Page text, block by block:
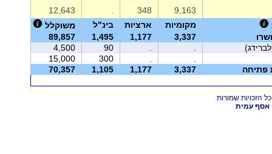
9,163
348
12,643
מקומיות ארציות בינ"ל
משוקלל
3,337
1,177
1,495
89,857
90
4,500
300
15,000
פתיחה
3,337
1,177
1,105
70,357
אסף עמית